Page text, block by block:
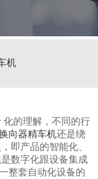
机
的理解，不同的行
向器精车机还是绕
即产品的智能化、
数字化跟设备集成
整套自动化设备的